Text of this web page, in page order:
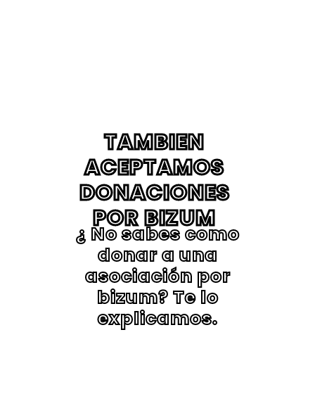
TAMBIEN
ACEPTAMOS
DONACIONES
POR BIZUM
¿ No sabes como
donar a una
asociación por
bizum? Te lo
explicamos.